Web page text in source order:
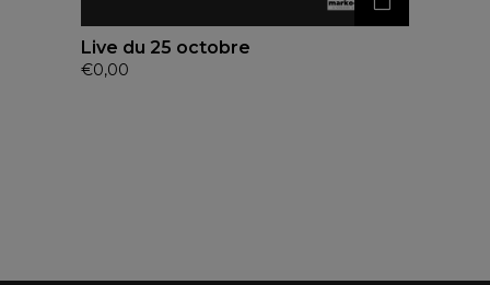
Live du 25 octobre
€0,00